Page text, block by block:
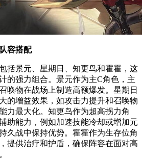
容搭配
括景元、星期日、知更鸟和霍霍，这
的强力组合。景元作为主C角色，主
唤物在战场上制造高额爆发。星期日
的增益效果，如攻击力提升和召唤物
力最大化。知更鸟作为超高拐力角
助能力，例如加速技能冷却或增加元
久战中保持优势。霍霍作为生存位角
提供治疗和护盾，确保阵容在面对高